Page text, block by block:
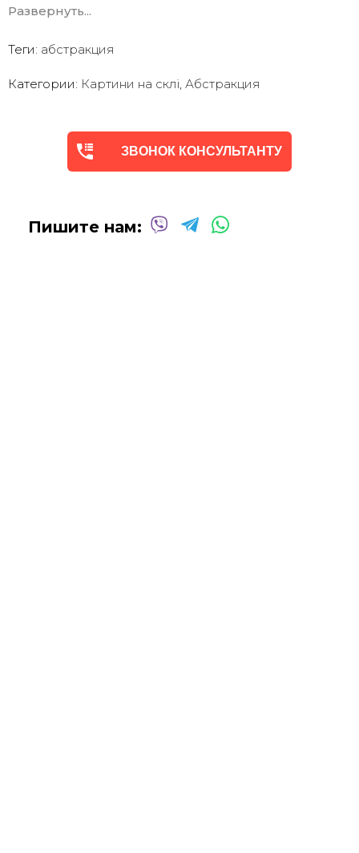
обработкой.
Закаленное стекло
с полипропиленовой печатной пленкой)
Развернуть...
Теги: абстракция
Категории: Картини на склі, Абстракция
ЗВОНОК КОНСУЛЬТАНТУ
Пишите нам: